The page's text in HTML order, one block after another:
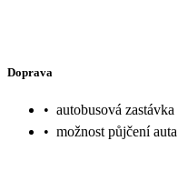
Doprava
• autobusová
• možnost půjčení auta